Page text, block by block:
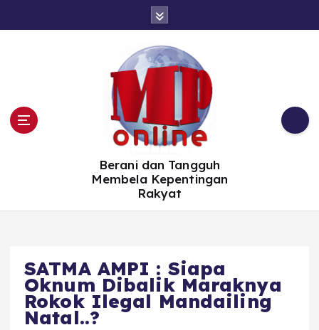
Berani dan Tangguh
Membela Kepentingan
Rakyat
SATMA AMPI : Siapa
Oknum Dibalik Maraknya
Rokok Ilegal Mandailing
Natal..?